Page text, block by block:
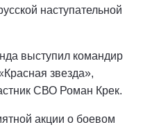
наступательной
выступил командир
звезда»,
СВО Роман Крек.
акции о боевом